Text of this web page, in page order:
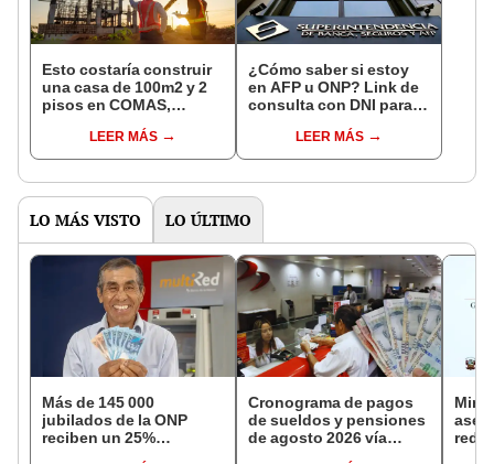
Esto costaría construir
una casa de 100m2 y 2
pisos en COMAS,
distritos de LIMA
NORTE
LEER MÁS
¿Cómo saber si estoy
en AFP u ONP? Link de
consulta con DNI para
pensiones estás
LEER MÁS
LO MÁS VISTO LO ÚLTIMO
Más de 145 000
jubilados de la ONP
reciben un 25%
Cronograma de pagos
de sueldos y pensiones
de agosto 2026 vía